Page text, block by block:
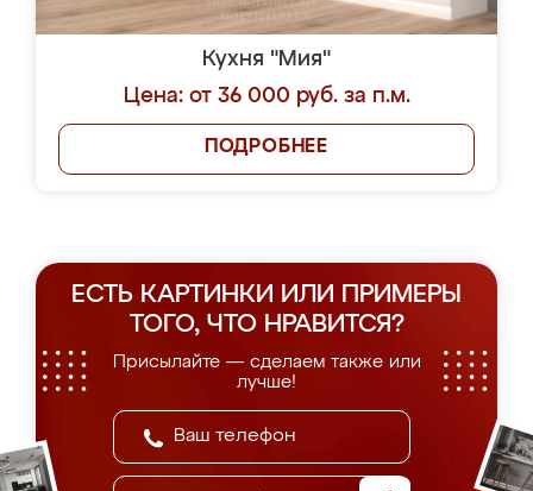
Кухня "Мия"
Цена: от 36 000 руб. за п.м.
ПОДРОБНЕЕ
ЕСТЬ КАРТИНКИ ИЛИ ПРИМЕРЫ
ТОГО, ЧТО НРАВИТСЯ?
Присылайте — сделаем также или
лучше!